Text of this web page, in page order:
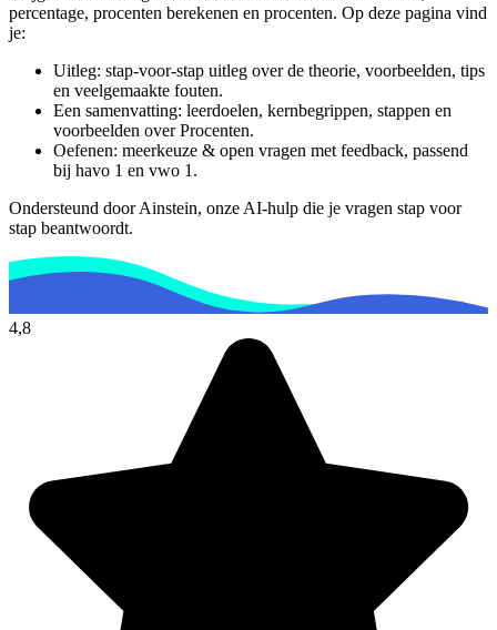
percentage, procenten berekenen en procenten. Op deze pagina vind
je:
Uitleg: stap-voor-stap uitleg over de theorie, voorbeelden, tips
en veelgemaakte fouten.
Een samenvatting: leerdoelen, kernbegrippen, stappen en
voorbeelden overProcenten.
Oefenen: meerkeuze & open vragen met feedback, passend
bij havo 1 en vwo 1 .
Ondersteund door Ainstein, onze AI-hulp die je vragen stap voor
stap beantwoordt.
4,8